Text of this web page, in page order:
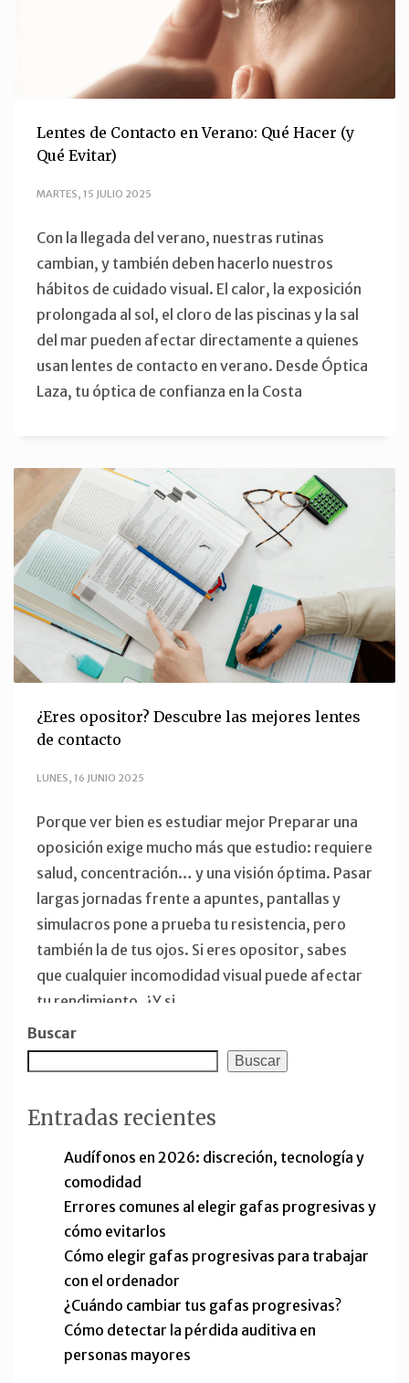
Lentes de Contacto en Verano: Qué Hacer (y
Qué Evitar)
MARTES, 15 JULIO 2025
Con la llegada del verano, nuestras rutinas
cambian, y también deben hacerlo nuestros
hábitos de cuidado visual. El calor, la exposición
prolongada al sol, el cloro de las piscinas y la sal
del mar pueden afectar directamente a quienes
usan lentes de contacto en verano. Desde Óptica
Laza, tu óptica de confianza en la Costa
¿Eres opositor? Descubre las mejores lentes
de contacto
LUNES, 16 JUNIO 2025
Porque ver bien es estudiar mejor Preparar una
oposición exige mucho más que estudio: requiere
salud, concentración… y una visión óptima. Pasar
largas jornadas frente a apuntes, pantallas y
simulacros pone a prueba tu resistencia, pero
también la de tus ojos. Si eres opositor, sabes
que cualquier incomodidad visual puede afectar
tu rendimiento. ¿Y si
1 2 3 4 5
Buscar
Buscar
Entradas recientes
Audífonos en 2026: discreción, tecnología y
comodidad
Errores comunes al elegir gafas progresivas y
cómo evitarlos
Cómo elegir gafas progresivas para trabajar
con el ordenador
¿Cuándo cambiar tus gafas progresivas?
Cómo detectar la pérdida auditiva en
personas mayores